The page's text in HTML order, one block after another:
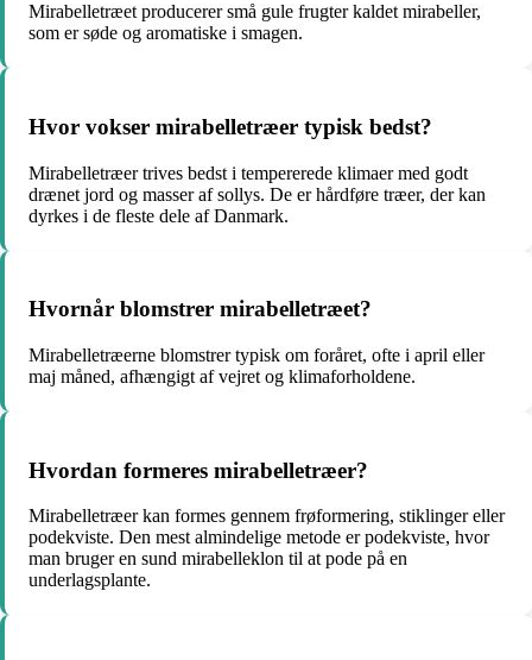
Mirabelletræet producerer små gule frugter kaldet mirabeller,
som er søde og aromatiske i smagen.
Hvor vokser mirabelletræer typisk bedst?
Mirabelletræer trives bedst i tempererede klimaer med godt
drænet jord og masser af sollys. De er hårdføre træer, der kan
dyrkes i de fleste dele af Danmark.
Hvornår blomstrer mirabelletræet?
Mirabelletræerne blomstrer typisk om foråret, ofte i april eller
maj måned, afhængigt af vejret og klimaforholdene.
Hvordan formeres mirabelletræer?
Mirabelletræer kan formes gennem frøformering, stiklinger eller
podekviste. Den mest almindelige metode er podekviste, hvor
man bruger en sund mirabelleklon til at pode på en
underlagsplante.